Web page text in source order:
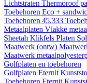
Lichtstraten Thermoroof
Toebehoren Eco +
Toebehoren 45.333
Metaalplaten Vlakke
Sheetah Klikfels Platen
Maatwerk (ontw)
Maatwerk
Golfplaten en toebehoren
Golfplaten Eternit
Toebehoren Eternit